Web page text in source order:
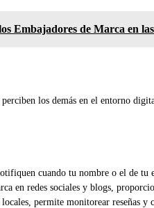
Embajadores de Marca en
los demás en el entorno
cuando tu nombre o el de tu
en redes sociales y blogs,
permite monitorear reseñas y